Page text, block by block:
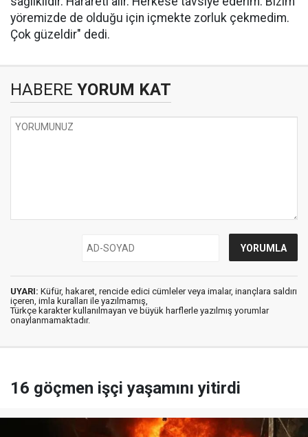
yöremizde de olduğu için içmekte zorluk çekmedim.
Çok güzeldir" dedi.
HABERE YORUM KAT
UYARI: Küfür, hakaret, rencide edici cümleler veya imalar, inançlara saldırı
içeren, imla kuralları ile yazılmamış,
Türkçe karakter kullanılmayan ve büyük harflerle yazılmış yorumlar
onaylanmamaktadır.
16 göçmen işçi yaşamını yitirdi